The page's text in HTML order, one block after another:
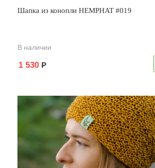
Шапка из конопли HEMPHAT #019
В наличии
1 530 Р